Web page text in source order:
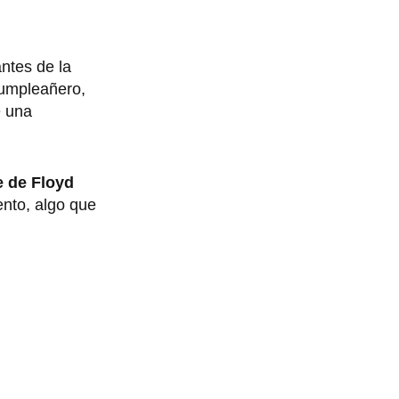
de la
una
de Floyd
algo que